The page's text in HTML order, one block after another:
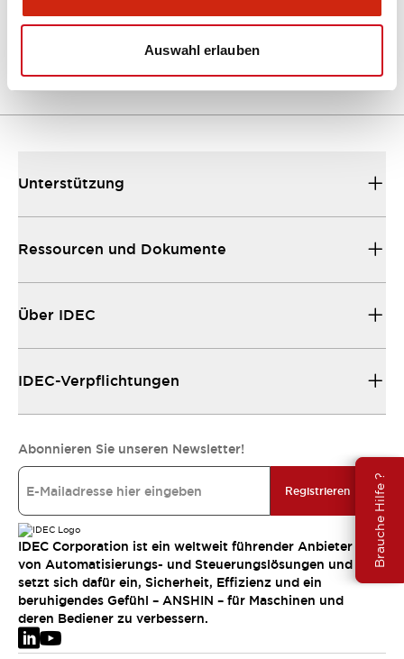
Auswahl erlauben
Brauche Hilfe ?
10/10/2024.PDF5.62MB
Unterstützung
Ressourcen und Dokumente
Über IDEC
IDEC-Verpflichtungen
Abonnieren Sie unseren Newsletter!
Registrieren
IDEC Corporation ist ein weltweit führender Anbieter
von Automatisierungs- und Steuerungslösungen und
setzt sich dafür ein, Sicherheit, Effizienz und ein
beruhigendes Gefühl – ANSHIN – für Maschinen und
deren Bediener zu verbessern.